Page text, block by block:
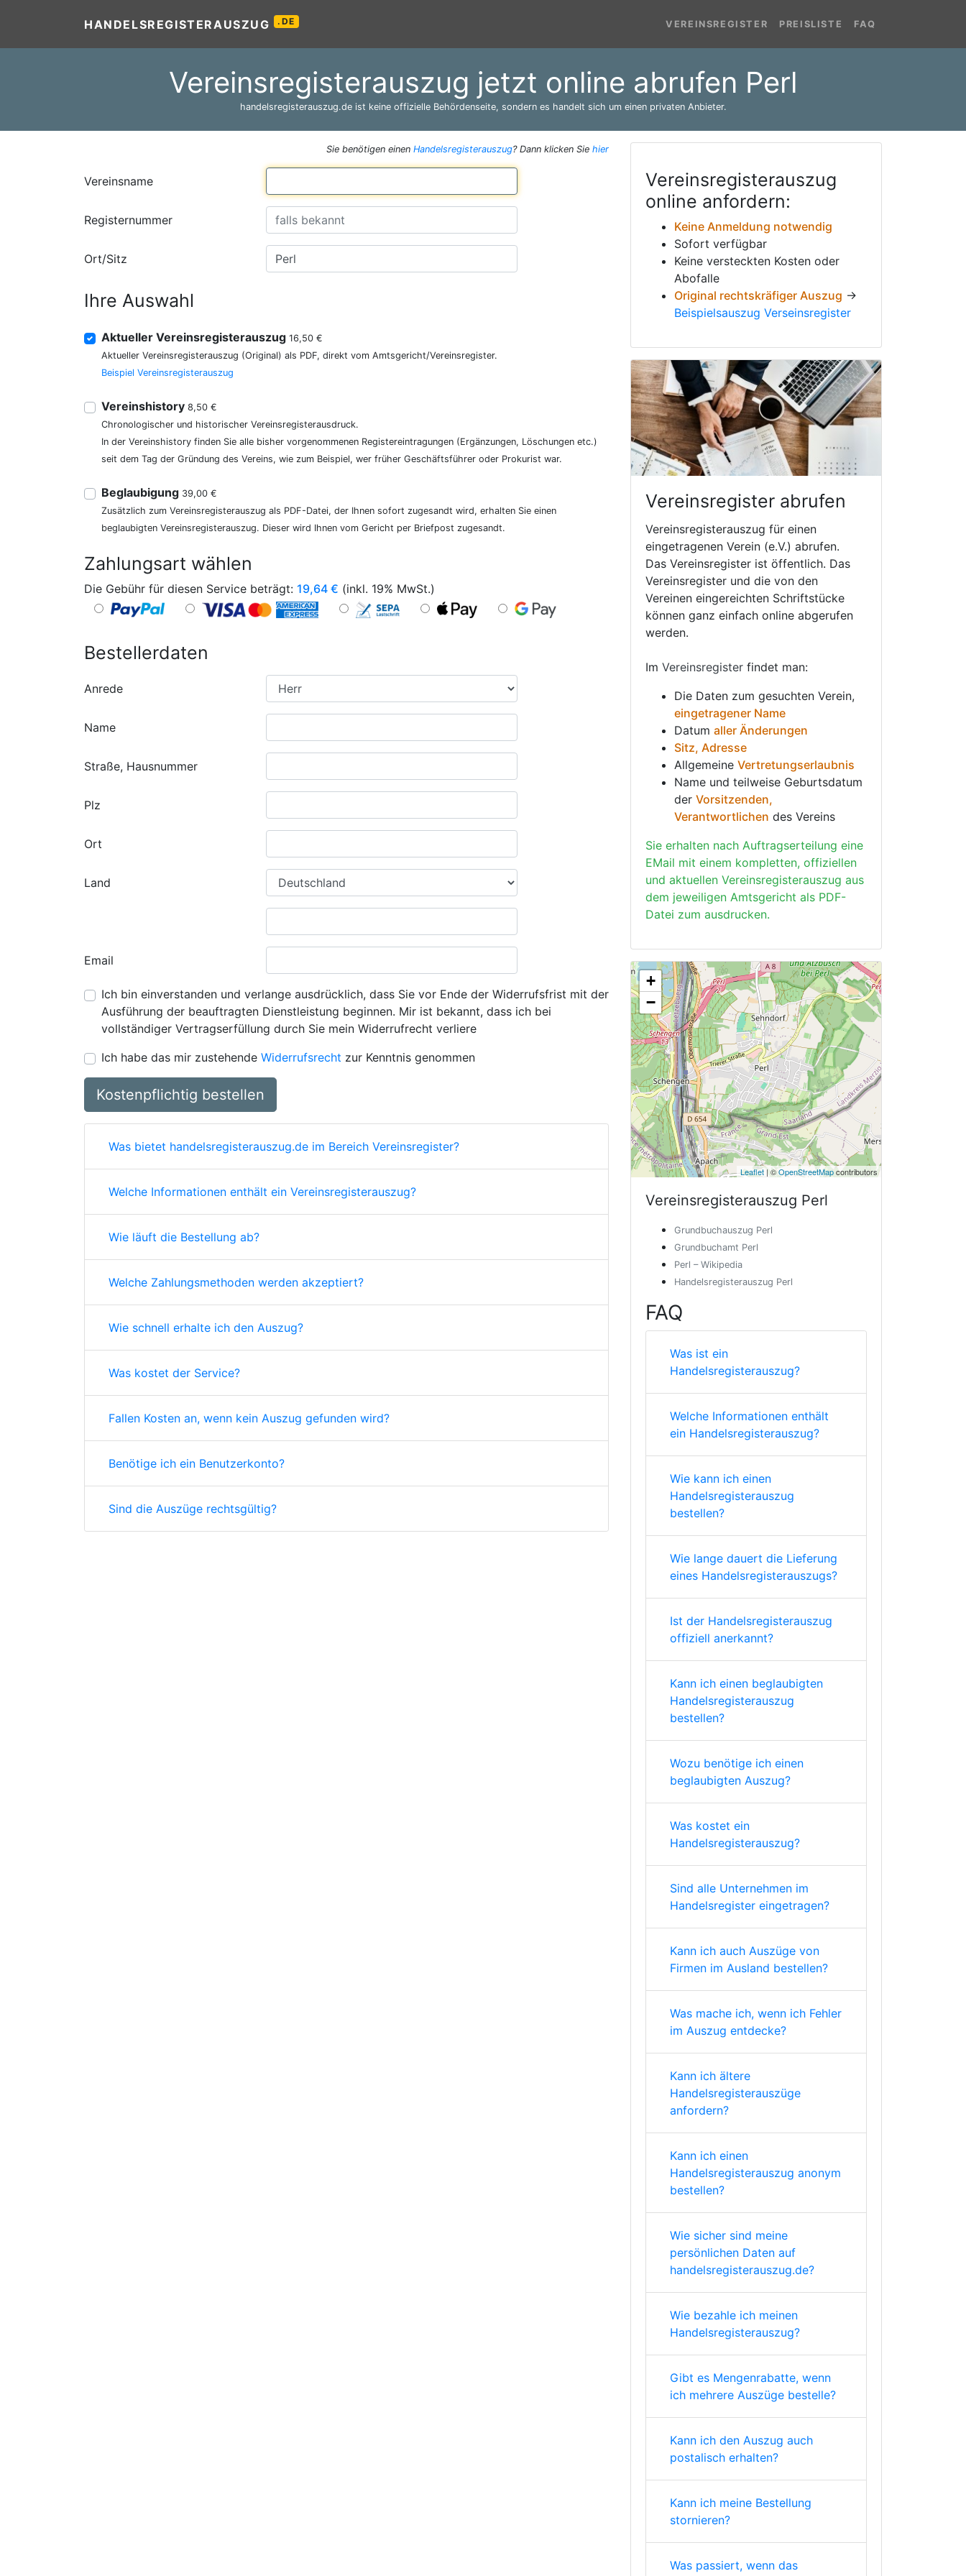
HANDELSREGISTERAUSZUG .DE VEREINSREGISTER PREISLISTE FAQ
Vereinsregisterauszug jetzt online abrufen Perl
handelsregisterauszug.de ist keine offizielle Behördenseite, sondern es handelt sich um einen privaten Anbieter.
Sie benötigen einen Handelsregisterauszug? Dann klicken Sie hier
Vereinsname
Registernummer
Ort/Sitz
Ihre Auswahl
Aktueller Vereinsregisterauszug 16,50 €
Aktueller Vereinsregisterauszug (Original) als PDF, direkt vom Amtsgericht/Vereinsregister.
Beispiel Vereinsregisterauszug
Vereinshistory 8,50 €
Chronologischer und historischer Vereinsregisterausdruck.
In der Vereinshistory finden Sie alle bisher vorgenommenen Registereintragungen (Ergänzungen, Löschungen etc.)
seit dem Tag der Gründung des Vereins, wie zum Beispiel, wer früher Geschäftsführer oder Prokurist war.
Beglaubigung 39,00 €
Zusätzlich zum Vereinsregisterauszug als PDF-Datei, der Ihnen sofort zugesandt wird, erhalten Sie einen
beglaubigten Vereinsregisterauszug. Dieser wird Ihnen vom Gericht per Briefpost zugesandt.
Zahlungsart wählen
Die Gebühr für diesen Service beträgt: 19,64 € (inkl. 19% MwSt.)
Bestellerdaten
Anrede
Name
Straße, Hausnummer
Plz
Ort
Land
Email
Ich bin einverstanden und verlange ausdrücklich, dass Sie vor Ende der Widerrufsfrist mit der
Ausführung der beauftragten Dienstleistung beginnen. Mir ist bekannt, dass ich bei
vollständiger Vertragserfüllung durch Sie mein Widerrufrecht verliere
Ich habe das mir zustehende Widerrufsrecht zur Kenntnis genommen
Kostenpflichtig bestellen
Was bietet handelsregisterauszug.de im Bereich Vereinsregister?
Welche Informationen enthält ein Vereinsregisterauszug?
Wie läuft die Bestellung ab?
Welche Zahlungsmethoden werden akzeptiert?
Wie schnell erhalte ich den Auszug?
Was kostet der Service?
Fallen Kosten an, wenn kein Auszug gefunden wird?
Benötige ich ein Benutzerkonto?
Sind die Auszüge rechtsgültig?
Vereinsregisterauszug
online anfordern:
Keine Anmeldung notwendig
Sofort verfügbar
Keine versteckten Kosten oder
Abofalle
Original rechtskräfiger Auszug →
Beispielsauszug Verseinsregister
Vereinsregister abrufen
Vereinsregisterauszug für einen
eingetragenen Verein (e.V.) abrufen.
Das Vereinsregister ist öffentlich. Das
Vereinsregister und die von den
Vereinen eingereichten Schriftstücke
können ganz einfach online abgerufen
werden.
Im Vereinsregister findet man:
Die Daten zum gesuchten Verein,
eingetragener Name
Datum aller Änderungen
Sitz, Adresse
Allgemeine Vertretungserlaubnis
Name und teilweise Geburtsdatum
der Vorsitzenden,
Verantwortlichen des Vereins
Sie erhalten nach Auftragserteilung eine
EMail mit einem kompletten, offiziellen
und aktuellen Vereinsregisterauszug aus
dem jeweiligen Amtsgericht als PDF-
Datei zum ausdrucken.
+
−
Leaflet | ©OpenStreetMapcontributors
Vereinsregisterauszug Perl
Grundbuchauszug Perl
Grundbuchamt Perl
Perl – Wikipedia
Handelsregisterauszug Perl
FAQ
Was ist ein
Handelsregisterauszug?
Welche Informationen enthält
ein Handelsregisterauszug?
Wie kann ich einen
Handelsregisterauszug
bestellen?
Wie lange dauert die Lieferung
eines Handelsregisterauszugs?
Ist der Handelsregisterauszug
offiziell anerkannt?
Kann ich einen beglaubigten
Handelsregisterauszug
bestellen?
Wozu benötige ich einen
beglaubigten Auszug?
Was kostet ein
Handelsregisterauszug?
Sind alle Unternehmen im
Handelsregister eingetragen?
Kann ich auch Auszüge von
Firmen im Ausland bestellen?
Was mache ich, wenn ich Fehler
im Auszug entdecke?
Kann ich ältere
Handelsregisterauszüge
anfordern?
Kann ich einen
Handelsregisterauszug anonym
bestellen?
Wie sicher sind meine
persönlichen Daten auf
handelsregisterauszug.de?
Wie bezahle ich meinen
Handelsregisterauszug?
Gibt es Mengenrabatte, wenn
ich mehrere Auszüge bestelle?
Kann ich den Auszug auch
postalisch erhalten?
Kann ich meine Bestellung
stornieren?
Was passiert, wenn das